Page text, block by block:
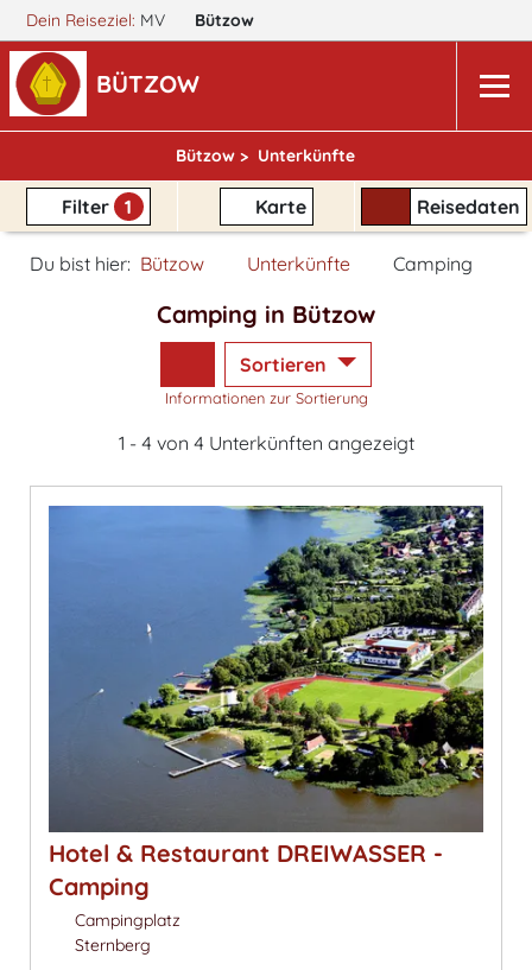
Dein Reiseziel: MV Bützow
BÜTZOW
Bützow > Unterkünfte
Filter 1 Karte Reisedaten
Du bist hier: Bützow Unterkünfte Camping
Camping in Bützow
Sortieren
Informationen zur Sortierung
1 - 4 von 4 Unterkünften angezeigt
Hotel & Restaurant DREIWASSER -
Camping
Campingplatz
Sternberg